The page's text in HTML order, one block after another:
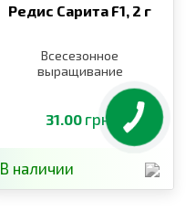
Редис Сарита F1, 2 г
Всесезонное
выращивание
31.00 грн.
В наличии